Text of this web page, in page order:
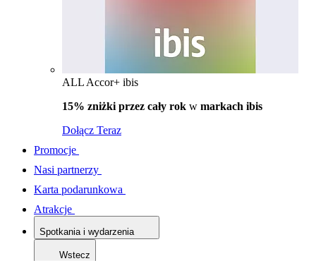
ALL Accor+ ibis
15% zniżki przez cały rok w markach ibis
Dołącz Teraz
Promocje
Nasi partnerzy
Karta podarunkowa
Atrakcje
Spotkania i wydarzenia
Wstecz